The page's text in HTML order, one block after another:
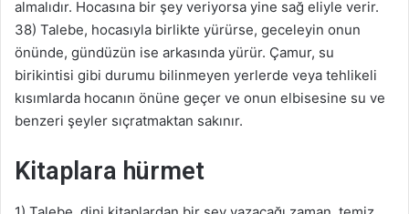
almalıdır. Hocasına bir şey veriyorsa yine sağ eliyle verir.
38) Talebe, hocasıyla birlikte yürürse, geceleyin onun
önünde, gündüzün ise arkasında yürür. Çamur, su
birikintisi gibi durumu bilinmeyen yerlerde veya tehlikeli
kısımlarda hocanın önüne geçer ve onun elbisesine su ve
benzeri şeyler sıçratmaktan sakınır.
Kitaplara hürmet